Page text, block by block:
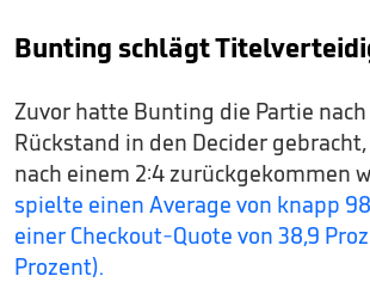
Bunting schlägt
Zuvor hatte Bunting die Partie
Rückstand in den Decider
nach einem 2:4 zurückgekommen
spielte einen Average von knapp
einer Checkout-Quote von 38,9
Prozent).